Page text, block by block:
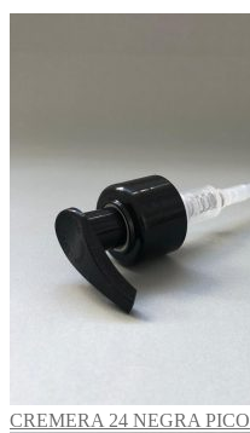
CREMERA 24 NEGRA PICO